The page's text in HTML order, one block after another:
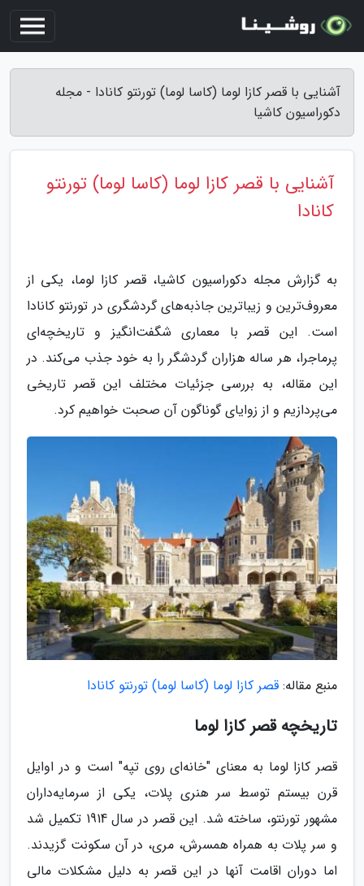
آشنایی با قصر کازا لوما (کاسا لوما) تورنتو کانادا - مجله
دکوراسیون کاشیا
آشنایی با قصر کازا لوما (کاسا لوما) تورنتو
کانادا
به گزارش مجله دکوراسیون کاشیا، قصر کازا لوما، یکی از
معروف‌ترین و زیباترین جاذبه‌های گردشگری در تورنتو کانادا
است. این قصر با معماری شگفت‌انگیز و تاریخچه‌ای
پرماجرا، هر ساله هزاران گردشگر را به خود جذب می‌کند. در
این مقاله، به بررسی جزئیات مختلف این قصر تاریخی
می‌پردازیم و از زوایای گوناگون آن صحبت خواهیم کرد.
منبع مقاله: قصر کازا لوما (کاسا لوما) تورنتو کانادا
تاریخچه قصر کازا لوما
قصر کازا لوما به معنای "خانه‌ای روی تپه" است و در اوایل
قرن بیستم توسط سر هنری پلات، یکی از سرمایه‌داران
مشهور تورنتو، ساخته شد. این قصر در سال 1914 تکمیل شد
و سر پلات به همراه همسرش، مری، در آن سکونت گزیدند.
اما دوران اقامت آنها در این قصر به دلیل مشکلات مالی